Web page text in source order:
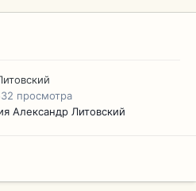
просмотра
Александр Литовский